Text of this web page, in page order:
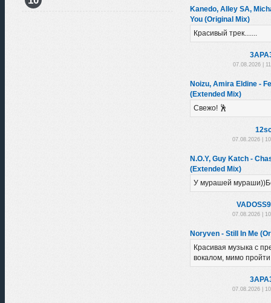
Kanedo, Alley SA,
You (Original Mix)
Красивый трек.......
07.08.2026 |
Noizu, Amira Eldine -
(Extended Mix)
Свежо! 🕺
07.08.2026 |
N.O.Y, Guy Katch -
(Extended Mix)
У мурашей
07.08.2026 |
Noryven - Still In Me
Красивая музыка с
вокалом, мимо
07.08.2026 |